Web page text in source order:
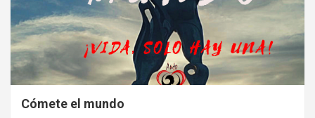
Cómete el mundo